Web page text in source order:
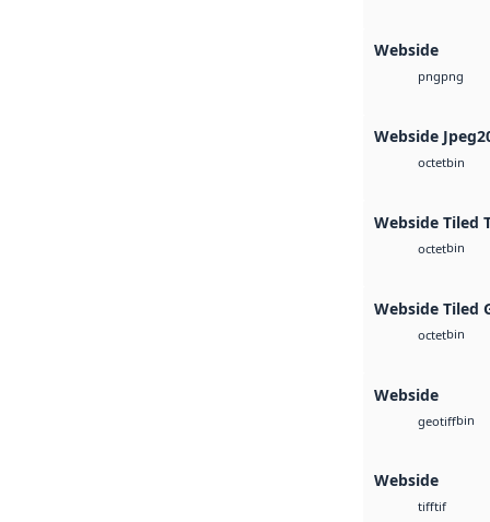
Webside
pngpng
Webside
octetbin
Webside Tiled
octetbin
Webside Tiled
octetbin
Webside
geotiffbin
Webside
tifftif